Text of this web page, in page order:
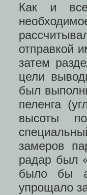
Как и
отправкой
затем
цели
был
пеленга
высоты
замеров
радар был
было бы
упрощало